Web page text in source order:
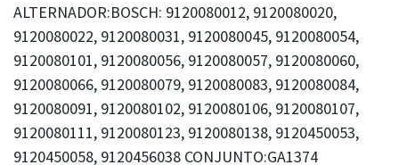
ALTERNADOR:BOSCH: 9120080012, 9120080020,
9120080022, 9120080031, 9120080045, 9120080054,
9120080101, 9120080056, 9120080057, 9120080060,
9120080066, 9120080079, 9120080083, 9120080084,
9120080091, 9120080102, 9120080106, 9120080107,
9120080111, 9120080123, 9120080138, 9120450053,
9120450058, 9120456038 CONJUNTO:GA1374